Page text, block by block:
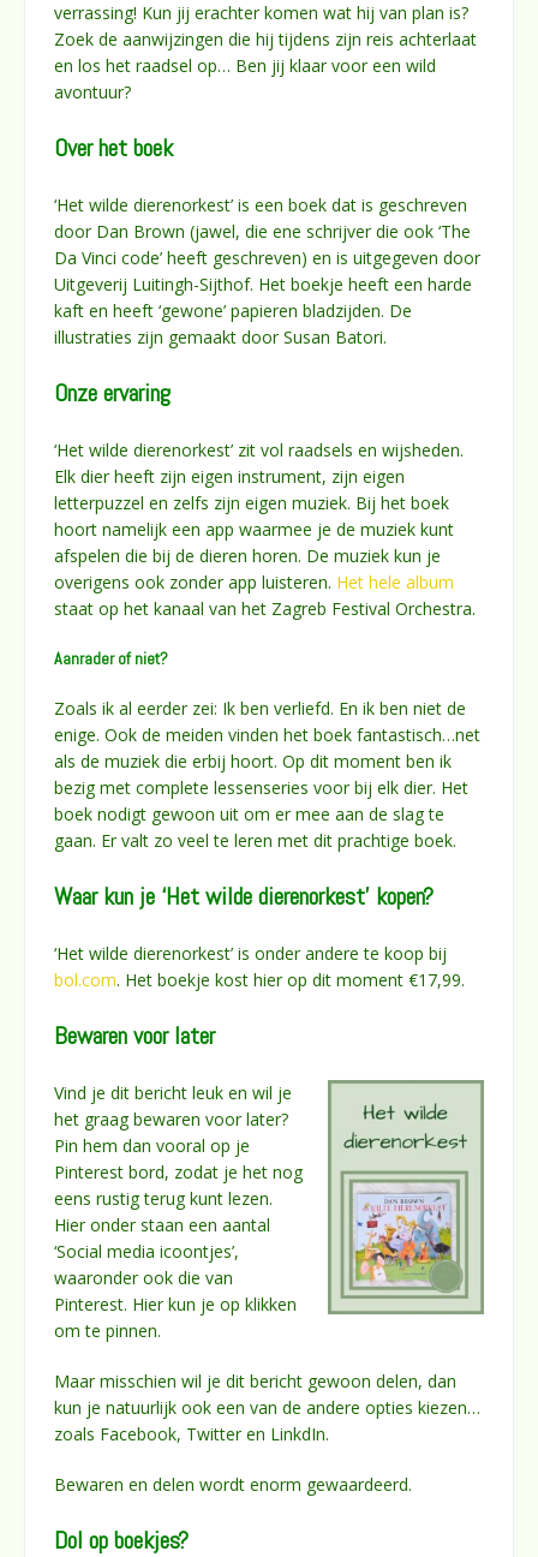
verrassing! Kun jij erachter komen wat hij van plan is?
Zoek de aanwijzingen die hij tijdens zijn reis achterlaat
en los het raadsel op… Ben jij klaar voor een wild
avontuur?
Over het boek
‘Het wilde dierenorkest’ is een boek dat is geschreven
door Dan Brown (jawel, die ene schrijver die ook ‘The
Da Vinci code’ heeft geschreven) en is uitgegeven door
Uitgeverij Luitingh-Sijthof. Het boekje heeft een harde
kaft en heeft ‘gewone’ papieren bladzijden. De
illustraties zijn gemaakt door Susan Batori.
Onze ervaring
‘Het wilde dierenorkest’ zit vol raadsels en wijsheden.
Elk dier heeft zijn eigen instrument, zijn eigen
letterpuzzel en zelfs zijn eigen muziek. Bij het boek
hoort namelijk een app waarmee je de muziek kunt
afspelen die bij de dieren horen. De muziek kun je
overigens ook zonder app luisteren. Het hele album
staat op het kanaal van het Zagreb Festival Orchestra.
Aanrader of niet?
Zoals ik al eerder zei: Ik ben verliefd. En ik ben niet de
enige. Ook de meiden vinden het boek fantastisch…net
als de muziek die erbij hoort. Op dit moment ben ik
bezig met complete lessenseries voor bij elk dier. Het
boek nodigt gewoon uit om er mee aan de slag te
gaan. Er valt zo veel te leren met dit prachtige boek.
Waar kun je ‘Het wilde dierenorkest’ kopen?
‘Het wilde dierenorkest’ is onder andere te koop bij
bol.com. Het boekje kost hier op dit moment €17,99.
Bewaren voor later
Vind je dit bericht leuk en wil je
het graag bewaren voor later?
Pin hem dan vooral op je
Pinterest bord, zodat je het nog
eens rustig terug kunt lezen.
Hier onder staan een aantal
‘Social media icoontjes’,
waaronder ook die van
Pinterest. Hier kun je op klikken
om te pinnen.
Maar misschien wil je dit bericht gewoon delen, dan
kun je natuurlijk ook een van de andere opties kiezen…
zoals Facebook, Twitter en LinkdIn.
Bewaren en delen wordt enorm gewaardeerd.
Dol op boekjes?